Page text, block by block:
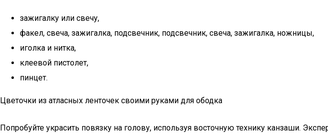
зажигалку или свечу,
факел, свеча, зажигалка, подсвечник, подсвечник, свеча, зажигалка, ножницы,
иголка и нитка,
клеевой пистолет,
пинцет.
Цветочки из атласных ленточек своими руками для ободка
Попробуйте украсить повязку на голову, используя восточную технику канзаши.